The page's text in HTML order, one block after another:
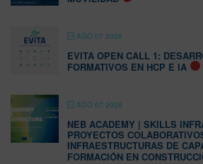
AGO 07 2026
EVITA OPEN CALL 1:
FORMATIVOS EN HCP E IA
AGO 07 2026
NEB ACADEMY | SKILLS
PROYECTOS
INFRAESTRUCTURAS DE
FORMACIÓN EN